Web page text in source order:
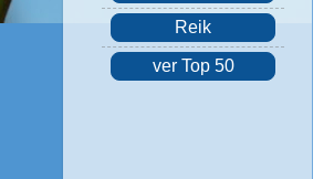
Reik
ver Top 50